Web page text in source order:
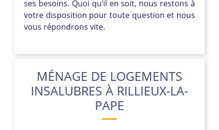
ses besoins. Quoi qu’il en soit, nous restons à
votre disposition pour toute question et nous
vous répondrons vite.
MÉNAGE DE LOGEMENTS
INSALUBRES À RILLIEUX-LA-
PAPE